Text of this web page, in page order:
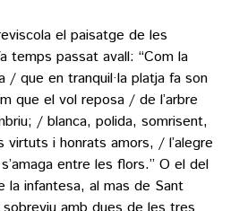
el paisatge de les
temps passat avall: “Com la
/ que en tranquil·la platja fa son
que el vol reposa / de l’arbre
/ blanca, polida, somrisent,
virtuts i honrats amors, / l’alegre
entre les flors.” O el del
la infantesa, al mas de Sant